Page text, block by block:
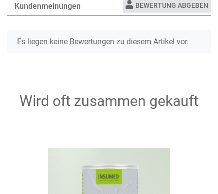
Kundenmeinungen BEWERTUNG ABGEBEN
Es liegen keine Bewertungen zu diesem Artikel vor.
Wird oft zusammen gekauft